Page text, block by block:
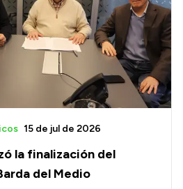
la finalización del
del Medio
15 de jul de 2026